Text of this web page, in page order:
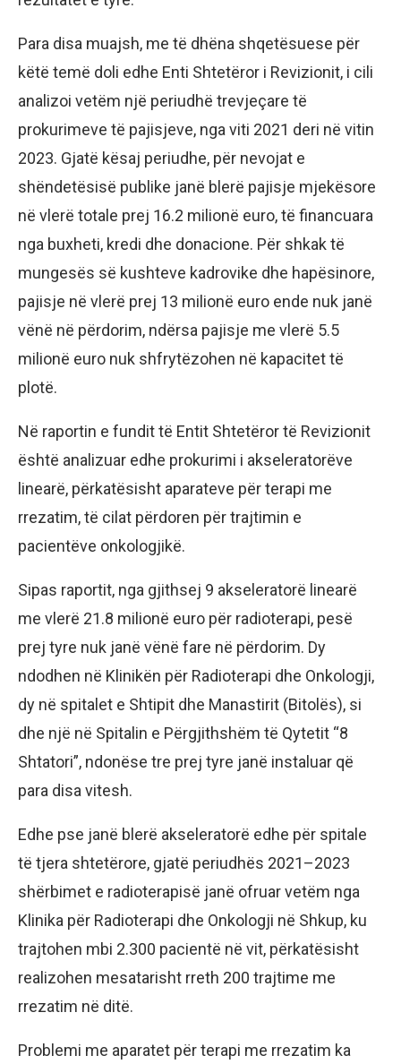
Para disa muajsh, me të dhëna shqetësuese për
këtë temë doli edhe Enti Shtetëror i Revizionit, i cili
analizoi vetëm një periudhë trevjeçare të
prokurimeve të pajisjeve, nga viti 2021 deri në vitin
2023. Gjatë kësaj periudhe, për nevojat e
shëndetësisë publike janë blerë pajisje mjekësore
në vlerë totale prej 16.2 milionë euro, të financuara
nga buxheti, kredi dhe donacione. Për shkak të
mungesës së kushteve kadrovike dhe hapësinore,
pajisje në vlerë prej 13 milionë euro ende nuk janë
vënë në përdorim, ndërsa pajisje me vlerë 5.5
milionë euro nuk shfrytëzohen në kapacitet të
plotë.
Në raportin e fundit të Entit Shtetëror të Revizionit
është analizuar edhe prokurimi i akseleratorëve
linearë, përkatësisht aparateve për terapi me
rrezatim, të cilat përdoren për trajtimin e
pacientëve onkologjikë.
Sipas raportit, nga gjithsej 9 akseleratorë linearë
me vlerë 21.8 milionë euro për radioterapi, pesë
prej tyre nuk janë vënë fare në përdorim. Dy
ndodhen në Klinikën për Radioterapi dhe Onkologji,
dy në spitalet e Shtipit dhe Manastirit (Bitolës), si
dhe një në Spitalin e Përgjithshëm të Qytetit “8
Shtatori”, ndonëse tre prej tyre janë instaluar që
para disa vitesh.
Edhe pse janë blerë akseleratorë edhe për spitale
të tjera shtetërore, gjatë periudhës 2021–2023
shërbimet e radioterapisë janë ofruar vetëm nga
Klinika për Radioterapi dhe Onkologji në Shkup, ku
trajtohen mbi 2.300 pacientë në vit, përkatësisht
realizohen mesatarisht rreth 200 trajtime me
rrezatim në ditë.
Problemi me aparatet për terapi me rrezatim ka